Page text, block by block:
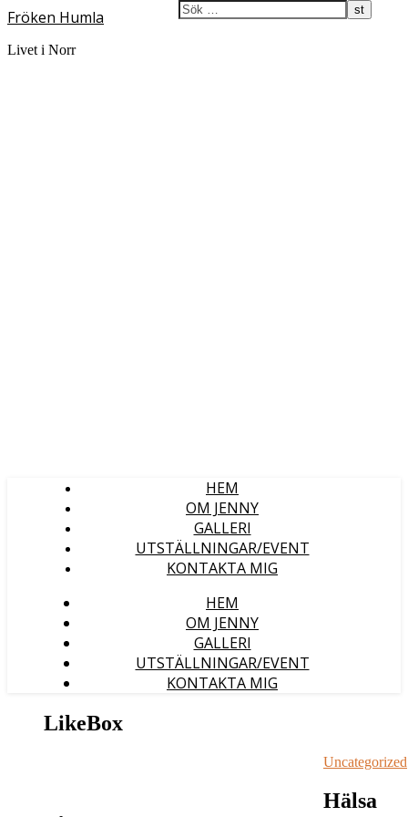
Fröken Humla
Livet i Norr
HEM
OM JENNY
GALLERI
UTSTÄLLNINGAR/EVENT
KONTAKTA MIG
HEM
OM JENNY
GALLERI
UTSTÄLLNINGAR/EVENT
KONTAKTA MIG
LikeBox
Uncategorized
Hälsa